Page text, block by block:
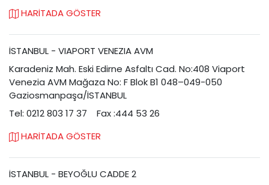
HARİTADA GÖSTER
İSTANBUL - VIAPORT VENEZIA AVM
Karadeniz Mah. Eski Edirne Asfaltı Cad. No:408 Viaport
Venezia AVM Mağaza No: F Blok B1 048–049-050
Gaziosmanpaşa/İSTANBUL
Tel: 0212 803 17 37
Fax :444 53 26
HARİTADA GÖSTER
İSTANBUL - BEYOĞLU CADDE 2